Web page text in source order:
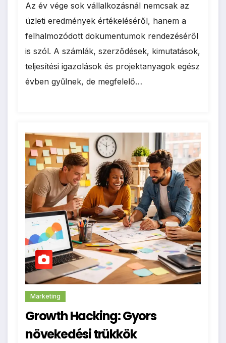
Az év vége sok vállalkozásnál nemcsak az
üzleti eredmények értékeléséről, hanem a
felhalmozódott dokumentumok rendezéséről
is szól. A számlák, szerződések, kimutatások,
teljesítési igazolások és projektanyagok egész
évben gyűlnek, de megfelelő…
Marketing
Growth Hacking: Gyors
növekedési trükkök